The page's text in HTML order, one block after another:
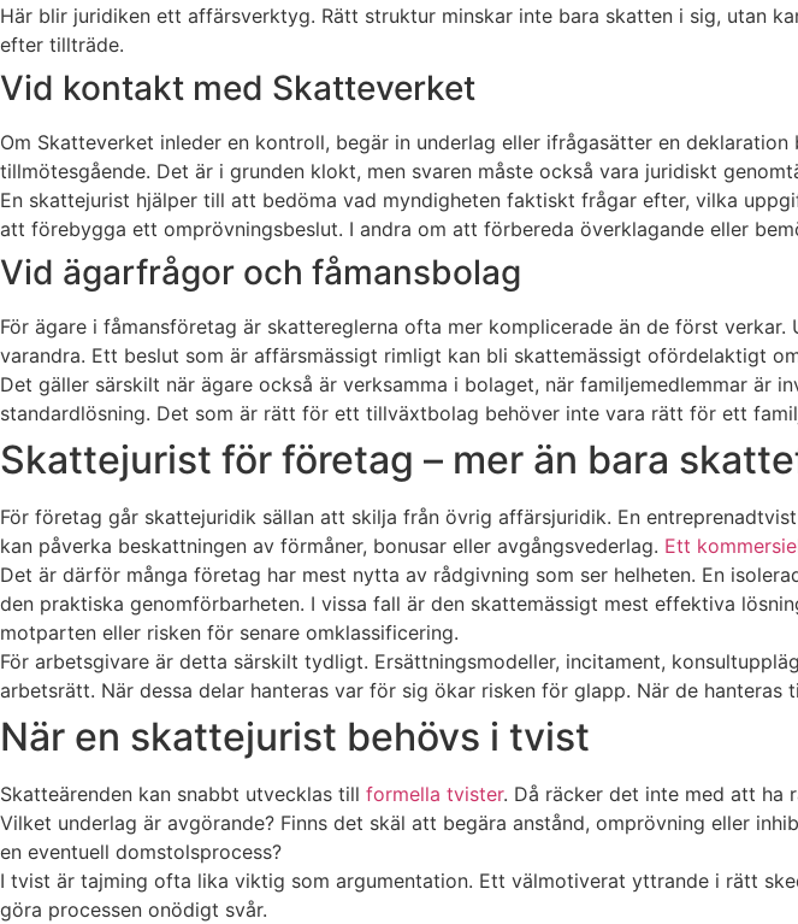
Här blir juridiken ett affärsverktyg. Rätt struktur minskar inte bara skatten i sig, utan
efter tillträde.
Vid kontakt med Skatteverket
Om Skatteverket inleder en kontroll, begär in underlag eller ifrågasätter en
tillmötesgående. Det är i grunden klokt, men svaren måste också vara juridiskt
En skattejurist hjälper till att bedöma vad myndigheten faktiskt frågar efter, vilka
att förebygga ett omprövningsbeslut. I andra om att förbereda överklagande eller
Vid ägarfrågor och fåmansbolag
För ägare i fåmansföretag är skattereglerna ofta mer komplicerade än de först
varandra. Ett beslut som är affärsmässigt rimligt kan bli skattemässigt ofördelaktigt
Det gäller särskilt när ägare också är verksamma i bolaget, när familjemedlemmar är
standardlösning. Det som är rätt för ett tillväxtbolag behöver inte vara rätt för ett
Skattejurist för företag – mer än bara
För företag går skattejuridik sällan att skilja från övrig affärsjuridik. En
kan påverka beskattningen av förmåner, bonusar eller avgångsvederlag. Ett
Det är därför många företag har mest nytta av rådgivning som ser helheten. En
den praktiska genomförbarheten. I vissa fall är den skattemässigt mest effektiva
motparten eller risken för senare omklassificering.
För arbetsgivare är detta särskilt tydligt. Ersättningsmodeller, incitament,
arbetsrätt. När dessa delar hanteras var för sig ökar risken för glapp. När de hanteras
När en skattejurist behövs i tvist
Skatteärenden kan snabbt utvecklas till formella tvister. Då räcker det inte med att ha
Vilket underlag är avgörande? Finns det skäl att begära anstånd, omprövning eller
en eventuell domstolsprocess?
I tvist är tajming ofta lika viktig som argumentation. Ett välmotiverat yttrande i rätt
göra processen onödigt svår.